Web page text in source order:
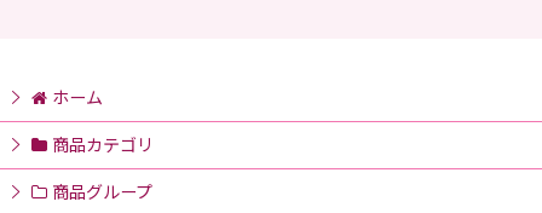
ホーム
商品カテゴリ
商品グループ